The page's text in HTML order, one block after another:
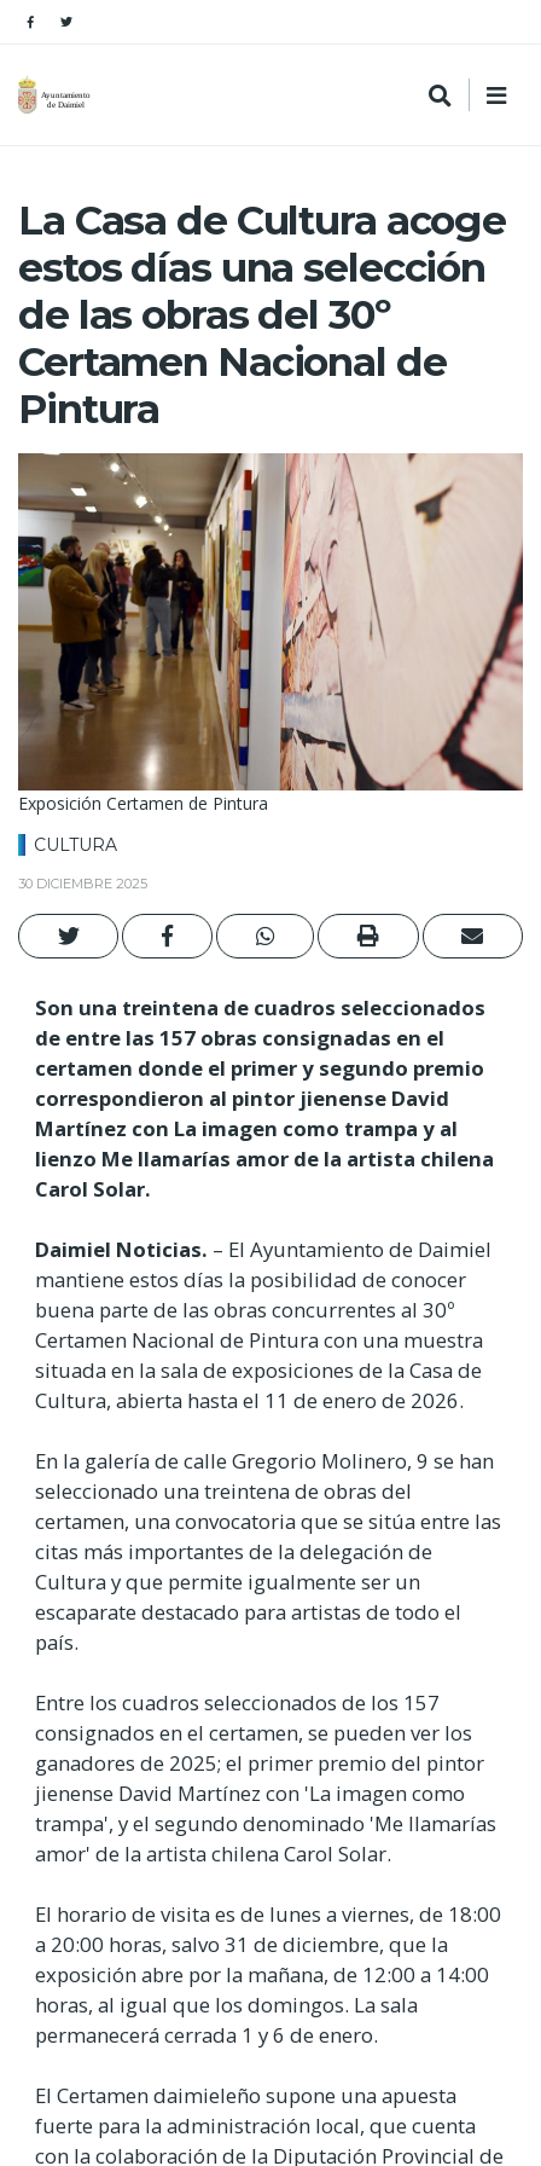
La Casa de Cultura acoge
estos días una selección
de las obras del 30º
Certamen Nacional de
Pintura
Exposición Certamen de Pintura
CULTURA
30 DICIEMBRE 2025
Son una treintena de cuadros seleccionados
de entre las 157 obras consignadas en el
certamen donde el primer y segundo premio
correspondieron al pintor jienense David
Martínez con La imagen como trampa y al
lienzo Me llamarías amor de la artista chilena
Carol Solar.
Daimiel Noticias. – El Ayuntamiento de Daimiel
mantiene estos días la posibilidad de conocer
buena parte de las obras concurrentes al 30º
Certamen Nacional de Pintura con una muestra
situada en la sala de exposiciones de la Casa de
Cultura, abierta hasta el 11 de enero de 2026.
En la galería de calle Gregorio Molinero, 9 se han
seleccionado una treintena de obras del
certamen, una convocatoria que se sitúa entre las
citas más importantes de la delegación de
Cultura y que permite igualmente ser un
escaparate destacado para artistas de todo el
país.
Entre los cuadros seleccionados de los 157
consignados en el certamen, se pueden ver los
ganadores de 2025; el primer premio del pintor
jienense David Martínez con 'La imagen como
trampa', y el segundo denominado 'Me llamarías
amor' de la artista chilena Carol Solar.
El horario de visita es de lunes a viernes, de 18:00
a 20:00 horas, salvo 31 de diciembre, que la
exposición abre por la mañana, de 12:00 a 14:00
horas, al igual que los domingos. La sala
permanecerá cerrada 1 y 6 de enero.
El Certamen daimieleño supone una apuesta
fuerte para la administración local, que cuenta
con la colaboración de la Diputación Provincial de